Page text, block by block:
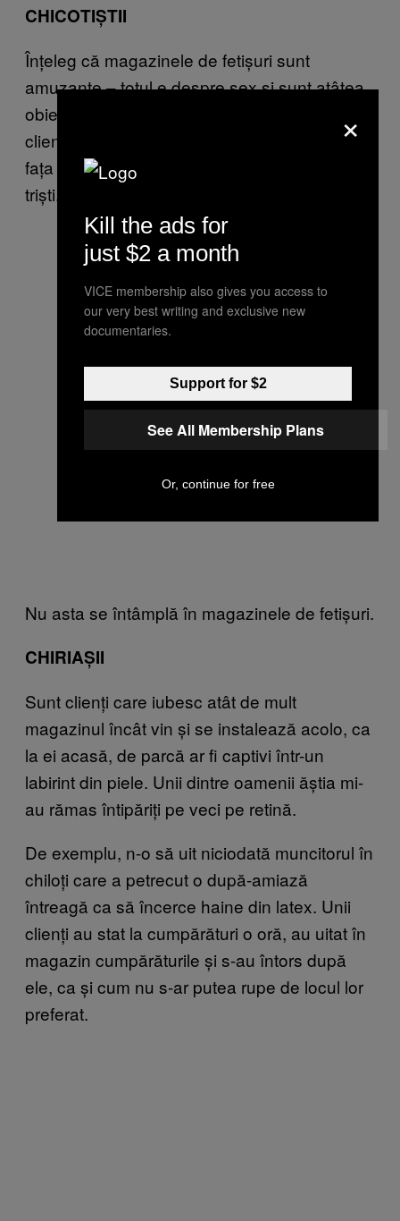
CHICOTIȘTII
Înțeleg că magazinele de fetișuri sunt
amuzante – totul e despre sex și sunt atâtea
obiecte în formă de organe genitale! Dar
clienții care intră doar ca să chicotească în
fața unor pantaloni de piele sunt niște lăbari
triști.
Nu asta se întâmplă în magazinele de fetișuri.
CHIRIAȘII
Sunt clienți care iubesc atât de mult
magazinul încât vin și se instalează acolo, ca
la ei acasă, de parcă ar fi captivi într-un
labirint din piele. Unii dintre oamenii ăștia mi-
au rămas întipăriți pe veci pe retină.
De exemplu, n-o să uit niciodată muncitorul în
chiloți care a petrecut o după-amiază
întreagă ca să încerce haine din latex. Unii
clienți au stat la cumpărături o oră, au uitat în
magazin cumpărăturile și s-au întors după
ele, ca și cum nu s-ar putea rupe de locul lor
preferat.
×
Kill the ads for
just $2 a month
VICE membership also gives you access to
our very best writing and exclusive new
documentaries.
Support for $2
See All Membership Plans
Or, continue for free